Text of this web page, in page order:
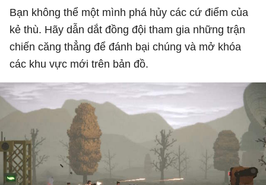
Bạn không thể một mình phá hủy các cứ điểm của
kẻ thù. Hãy dẫn dắt đồng đội tham gia những trận
chiến căng thẳng để đánh bại chúng và mở khóa
các khu vực mới trên bản đồ.